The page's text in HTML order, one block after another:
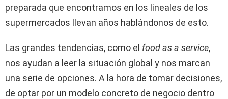
preparada que encontramos en los lineales de los
supermercados llevan años hablándonos de esto.
Las grandes tendencias, como el food as a service,
nos ayudan a leer la situación global y nos marcan
una serie de opciones. A la hora de tomar decisiones,
de optar por un modelo concreto de negocio dentro